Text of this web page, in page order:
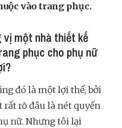
vào trang phục.
vị một nhà thiết kế
phục cho phụ nữ
đó là một lợi thế, bởi
rất rõ đâu là nét quyến
nữ. Nhưng tôi lại